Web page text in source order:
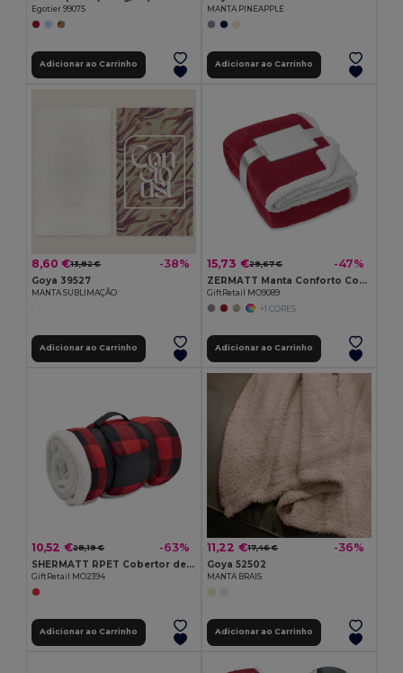
Egotier 99075
Adicionar ao Carrinho
MANTA PINEAPPLE
Adicionar ao Carrinho
8,60 €13,82 € -38%
Goya 39527
MANTA SUBLIMAÇÃO
Adicionar ao Carrinho
15,73 €29,67 € -47%
ZERMATT Manta Conforto Coral Fleece com Sherpa
GiftRetail MO9089
+1 CORES
Adicionar ao Carrinho
10,52 €28,19 € -63%
SHERMATT RPET Cobertor de lã sherpa
GiftRetail MO2394
Adicionar ao Carrinho
11,22 €17,46 € -36%
Goya 52502
MANTA BRAIS
Adicionar ao Carrinho